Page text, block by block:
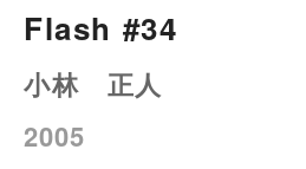
Flash #34
小林 正人
2005